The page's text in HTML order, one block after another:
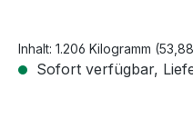
Inhalt: 1.206 Kilogramm
Sofort verfügbar,